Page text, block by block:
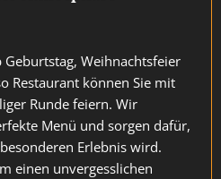
Geburtstag, Weihnachtsfeier
Restaurant können Sie mit
Runde feiern. Wir
Menü und sorgen dafür,
Erlebnis wird.
einen unvergesslichen